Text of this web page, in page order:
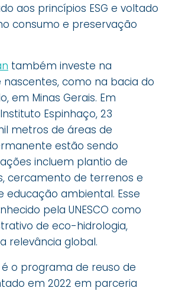
aos princípios ESG e voltado
consumo e preservação
também investe na
como na bacia do
em Minas Gerais. Em
Espinhaço, 23
metros de áreas de
estão sendo
incluem plantio de
cercamento de terrenos e
educação ambiental. Esse
pela UNESCO como
de eco-hidrologia,
relevância global.
o programa de reuso de
em 2022 em parceria